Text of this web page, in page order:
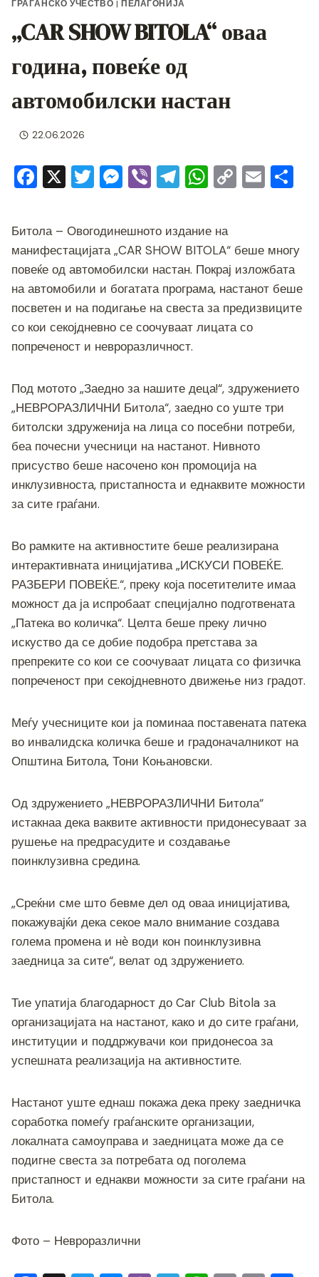
ГРАЃАНСКО УЧЕСТВО | ПЕЛАГОНИЈА
„CAR SHOW BITOLA“ оваа
година, повеќе од
автомобилски настан
22.06.2026
F
c
e
b
o
o
k
X T
tt
er
M
ss
e
n
g
er
Vi
er
T
e
gr
a
m
W
at
s
A
p
p
C
y
Li
n
k
E
l e
Битола – Овогодинешното издание на
манифестацијата „CAR SHOW BITOLA“ беше многу
повеќе од автомобилски настан. Покрај изложбата
на автомобили и богатата програма, настанот беше
посветен и на подигање на свеста за предизвиците
со кои секојдневно се соочуваат лицата со
попреченост и невроразличност.
Под мотото „Заедно за нашите деца!“, здружението
„НЕВРОРАЗЛИЧНИ Битола“, заедно со уште три
битолски здруженија на лица со посебни потреби,
беа почесни учесници на настанот. Нивното
присуство беше насочено кон промоција на
инклузивноста, пристапноста и еднаквите можности
за сите граѓани.
Во рамките на активностите беше реализирана
интерактивната иницијатива „ИСКУСИ ПОВЕЌЕ.
РАЗБЕРИ ПОВЕЌЕ.“, преку која посетителите имаа
можност да ја испробаат специјално подготвената
„Патека во количка“. Целта беше преку лично
искуство да се добие подобра претстава за
препреките со кои се соочуваат лицата со физичка
попреченост при секојдневното движење низ градот.
Меѓу учесниците кои ја поминаа поставената патека
во инвалидска количка беше и градоначалникот на
Општина Битола, Тони Коњановски.
Од здружението „НЕВРОРАЗЛИЧНИ Битола“
истакнаа дека ваквите активности придонесуваат за
рушење на предрасудите и создавање
поинклузивна средина.
„Среќни сме што бевме дел од оваа иницијатива,
покажувајќи дека секое мало внимание создава
голема промена и нѐ води кон поинклузивна
заедница за сите“, велат од здружението.
Тие упатија благодарност до Car Club Bitola за
организацијата на настанот, како и до сите граѓани,
институции и поддржувачи кои придонесоа за
успешната реализација на активностите.
Настанот уште еднаш покажа дека преку заедничка
соработка помеѓу граѓанските организации,
локалната самоуправа и заедницата може да се
подигне свеста за потребата од поголема
пристапност и еднакви можности за сите граѓани на
Битола.
Фото – Невроразлични